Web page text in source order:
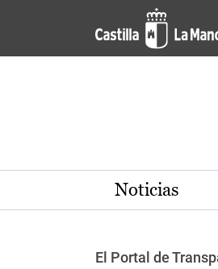
Pasar al contenido principal
Noticias
El Portal de